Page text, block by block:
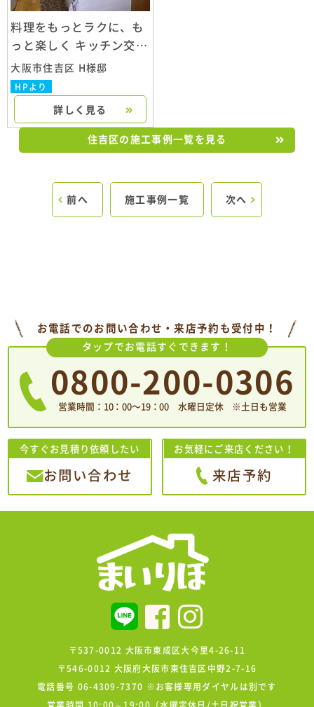
料理をもっとラクに、も
っと楽しく キッチン交換
工事 ラクシーナ
大阪市住吉区 H様邸
HPより
詳しく見る
住吉区の施工事例一覧を見る
前へ 施工事例一覧 次へ
お電話でのお問い合わせ・来店予約も受付中！
タップでお電話すぐできます！
0800-200-0306
営業時間：10：00〜19：00 水曜日定休 ※土日も営業
今すぐお見積り依頼したい
お問い合わせ
お気軽にご来店ください！
来店予約
〒537-0012 大阪市東成区大今里4-26-11
〒546-0012 大阪府大阪市東住吉区中野2-7-16
電話番号 06-4309-7370 ※お客様専用ダイヤルは別です
営業時間 10:00～19:00（水曜定休日/土日祝営業）